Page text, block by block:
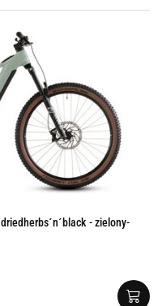
- zielony-